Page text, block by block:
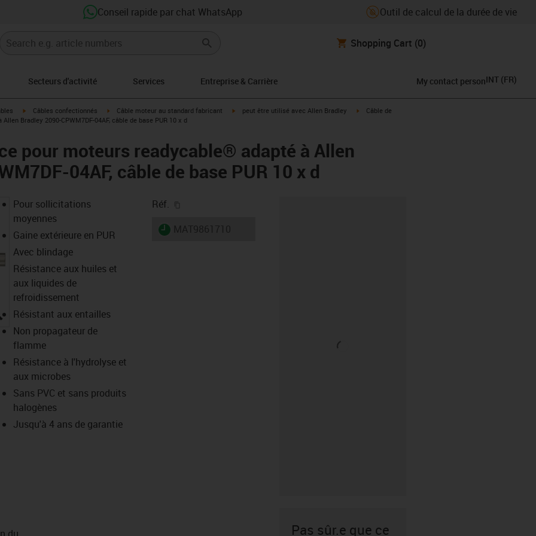
Conseil rapide par chat WhatsApp Outil de calcul de la durée de vie
Shopping Cart (0)
Secteurs d'activité Services Entreprise & Carrière My contact personINT (FR)
igus-icon-arrow-right
Câbles confectionnés igus-icon-arrow-right
Câble moteur au standard fabricant igus-icon-arrow-right
peut être utilisé avec Allen Bradley igus-icon-arrow-right
Câble de
Bradley 2090-CPWM7DF-04AF, câble de base PUR 10 x d
pour moteurs readycable® adapté à Allen
04AF, câble de base PUR 10 x d
igus-icon-lupe
Pour sollicitations
moyennes
Gaine extérieure en PUR
Avec blindage
Résistance aux huiles et
aux liquides de
refroidissement
Résistant aux entailles
Non propagateur de
flamme
Résistance à l'hydrolyse et
aux microbes
Sans PVC et sans produits
halogènes
Jusqu'à 4 ans de garantie
Réf.
igus-icon-lieferzeit
du
Pas sûr.e que ce